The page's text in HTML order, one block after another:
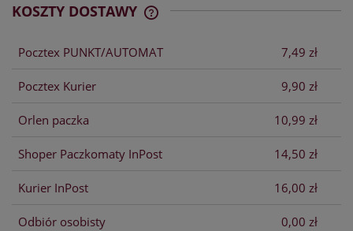
KOSZTY DOSTAWY
Pocztex PUNKT/AUTOMAT 7,49 zł
Pocztex Kurier 9,90 zł
Orlen paczka 10,99 zł
Shoper Paczkomaty InPost 14,50 zł
Kurier InPost 16,00 zł
Odbiór osobisty 0,00 zł